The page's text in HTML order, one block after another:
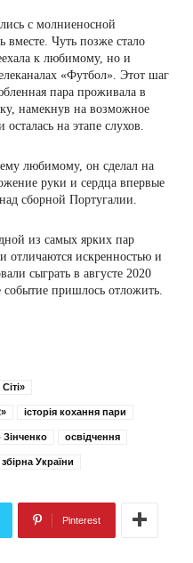
с молниеносной
вместе. Чуть позже стало
к любимому, но и
«Футбол». Этот шаг
пара проживала в
намекнув на возможное
на этапе слухов.
любимому, он сделал на
руки и сердца впервые
сборной Португалии.
из самых ярких пар
отличаются искренностью и
сыграть в августе 2020
событие пришлось отложить.
історія кохання пари
освідчення
України
Pinterest